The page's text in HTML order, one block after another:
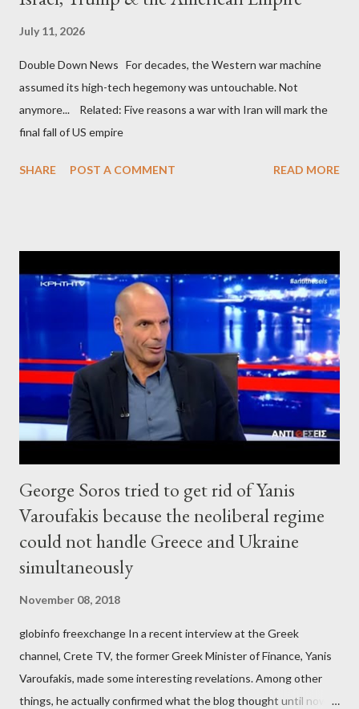
July 11, 2026
Double Down News For decades, the Western war machine
assumed its high-tech hegemony was untouchable. Not
anymore... Related: Five reasons a war with Iran will mark the
final fall of US empire
SHARE POST A COMMENT READ MORE
George Soros tried to get rid of Yanis
Varoufakis because the neoliberal regime
could not handle Greece and Ukraine
simultaneously
November 08, 2018
globinfo freexchange In a recent interview at the Greek
channel, Crete TV, the former Greek Minister of Finance, Yanis
Varoufakis, made some interesting revelations. Among other
things, he actually confirmed what the blog thought until now